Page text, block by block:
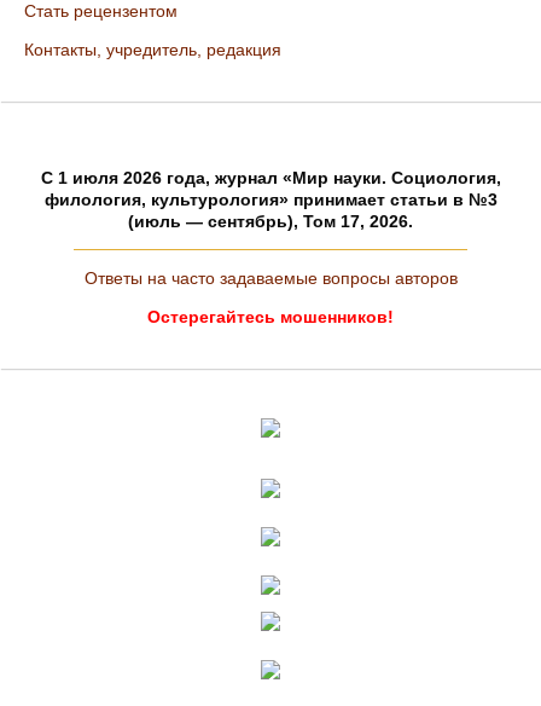
Стать рецензентом
Контакты, учредитель, редакция
C 1 июля 2026 года, журнал «Мир науки. Социология,
филология, культурология» принимает статьи в №3
(июль — сентябрь), Том 17, 2026.
Ответы на часто задаваемые вопросы авторов
Остерегайтесь мошенников!